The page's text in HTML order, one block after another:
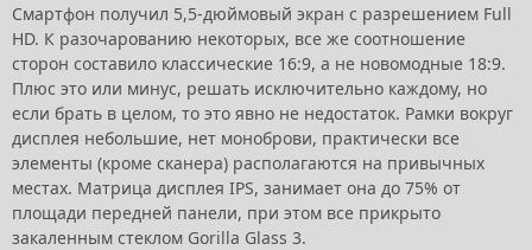
Смартфон получил 5,5-дюймовый экран с разрешением Full
HD. К разочарованию некоторых, все же соотношение
сторон составило классические 16:9, а не новомодные 18:9.
Плюс это или минус, решать исключительно каждому, но
если брать в целом, то это явно не недостаток. Рамки вокруг
дисплея небольшие, нет моноброви, практически все
элементы (кроме сканера) располагаются на привычных
местах. Матрица дисплея IPS, занимает она до 75% от
площади передней панели, при этом все прикрыто
закаленным стеклом Gorilla Glass 3.